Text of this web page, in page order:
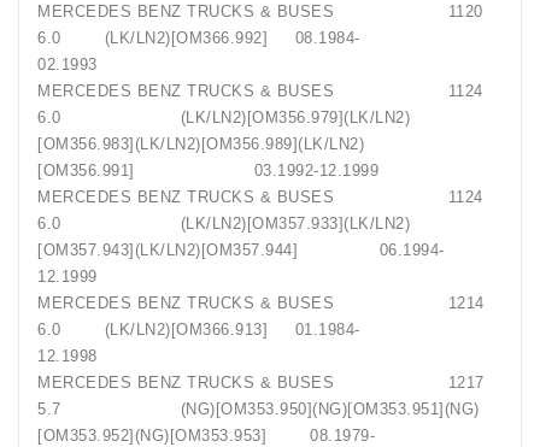
MERCEDES BENZ TRUCKS & BUSES 1120
6.0 (LK/LN2)[OM366.992] 08.1984-
02.1993
MERCEDES BENZ TRUCKS & BUSES 1124
6.0 (LK/LN2)[OM356.979](LK/LN2)
[OM356.983](LK/LN2)[OM356.989](LK/LN2)
[OM356.991] 03.1992-12.1999
MERCEDES BENZ TRUCKS & BUSES 1124
6.0 (LK/LN2)[OM357.933](LK/LN2)
[OM357.943](LK/LN2)[OM357.944] 06.1994-
12.1999
MERCEDES BENZ TRUCKS & BUSES 1214
6.0 (LK/LN2)[OM366.913] 01.1984-
12.1998
MERCEDES BENZ TRUCKS & BUSES 1217
5.7 (NG)[OM353.950](NG)[OM353.951](NG)
[OM353.952](NG)[OM353.953] 08.1979-